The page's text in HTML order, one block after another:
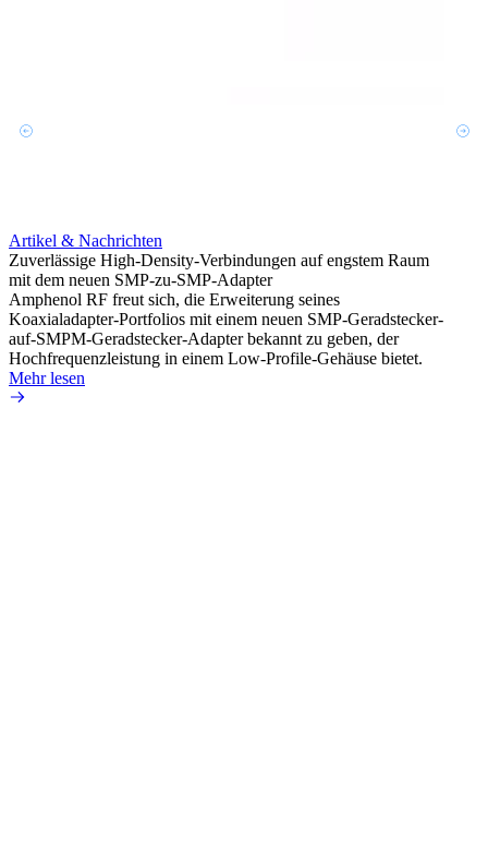
Artikel & Nachrichten
Zuverlässige High-Density-Verbindungen auf engstem Raum
mit dem neuen SMP-zu-SMP-Adapter
Amphenol RF freut sich, die Erweiterung seines
Koaxialadapter-Portfolios mit einem neuen SMP-Geradstecker-
auf-SMPM-Geradstecker-Adapter bekannt zu geben, der
Hochfrequenzleistung in einem Low-Profile-Gehäuse bietet.
Mehr lesen